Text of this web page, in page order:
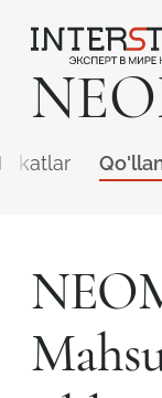
Qaysi